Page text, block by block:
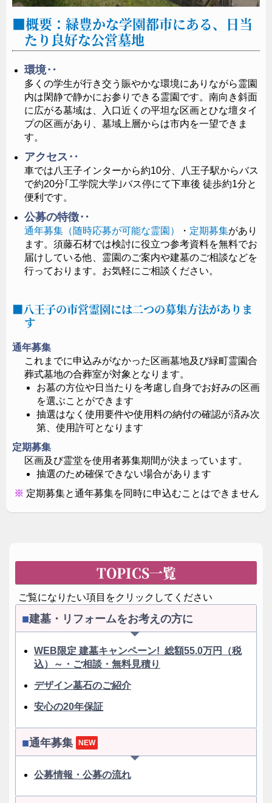
ぐことができ、大切な方を祀るにふさわしい佇まいで
す。
概要：緑豊かな学園都市にある、日当
たり良好な公営墓地
環境‥
多くの学生が行き交う賑やかな環境にありながら霊園
内は閑静で静かにお参りできる霊園です。南向き斜面
に広がる墓域は、入口近くの平坦な区画とひな壇タイ
プの区画があり、墓域上層からは市内を一望できま
す。
アクセス‥
車では八王子インターから約10分、八王子駅からバス
で約20分｢工学院大学｣バス停にて下車後 徒歩約1分と
便利です。
公募の特徴‥
通年募集（随時応募が可能な霊園） ・ 定期募集があり
ます。須藤石材では検討に役立つ参考資料を無料でお
届けしている他、霊園のご案内や建墓のご相談などを
行っております。お気軽にご相談ください。
八王子の市営霊園には二つの募集方法がありま
す
通年募集
これまでに申込みがなかった区画墓地及び緑町霊園合
葬式墓地の合葬室が対象となります。
お墓の方位や日当たりを考慮し自身でお好みの区画
を選ぶことができます
抽選はなく使用要件や使用料の納付の確認が済み次
第、使用許可となります
定期募集
区画及び霊堂を使用者募集期間が決まっています。
抽選のため確保できない場合があります
定期募集と通年募集を同時に申込むことはできません
TOPICS一覧
ご覧になりたい項目をクリックしてください
建墓・リフォームをお考えの方に
WEB限定 建墓キャンペーン! 総額55.0万円（税
込）～・ご相談・無料見積り
デザイン墓石のご紹介
安心の20年保証
通年募集 NEW
公募情報・公募の流れ